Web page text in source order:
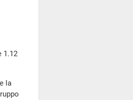
1.12
la